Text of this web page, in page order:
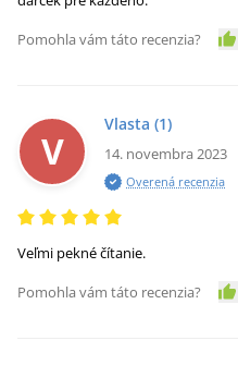
Pomohla vám táto recenzia?
V
Vlasta (1)
14. novembra 2023
Overená recenzia
Veľmi pekné čítanie.
Pomohla vám táto recenzia?